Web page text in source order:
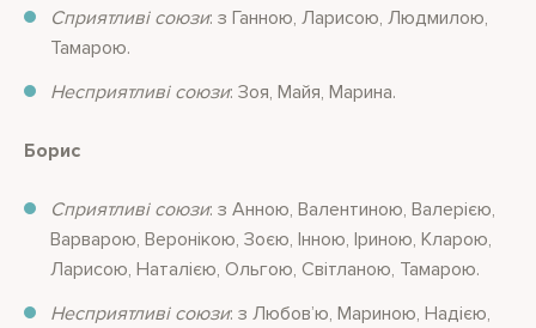
Сприятливі союзи: з Ганною, Ларисою, Людмилою,
Тамарою.
Несприятливі союзи: Зоя, Майя, Марина.
Борис
Сприятливі союзи: з Анною, Валентиною, Валерією,
Варварою, Веронікою, Зоєю, Інною, Іриною, Кларою,
Ларисою, Наталією, Ольгою, Світланою, Тамарою.
Несприятливі союзи: з Любов’ю, Мариною, Надією,